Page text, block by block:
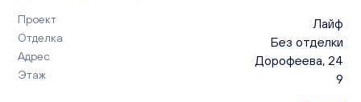
Проект Лайф
Отделка Без отделки
Адрес Дорофеева, 24
Этаж 9